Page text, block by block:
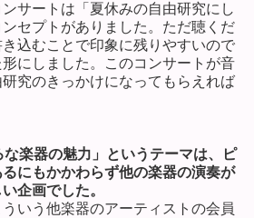
サートは「夏休みの自由研究にし
セプトがありました。ただ聴くだ
込むことで印象に残りやすいので
にしました。このコンサートが音
究のきっかけになってもらえれば
楽器の魅力」というテーマは、ピ
にもかかわらず他の楽器の演奏が
企画でした。
いう他楽器のアーティストの会員